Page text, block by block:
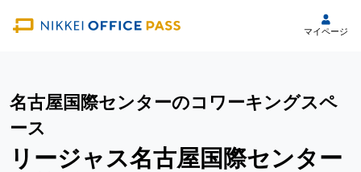
マイページ
名古屋国際センターのコワーキングスペ
ース
リージャス名古屋国際センター